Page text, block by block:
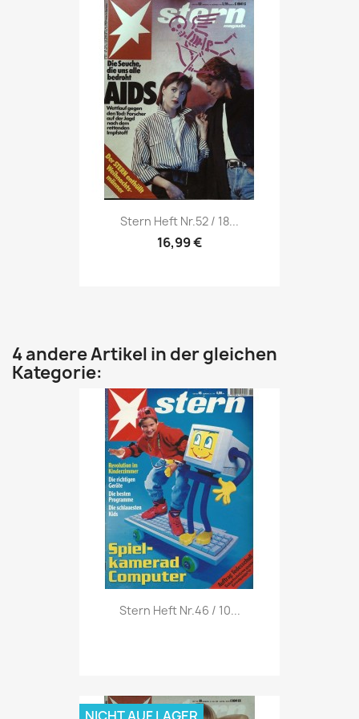
Vorschau
Stern Heft Nr.52 / 18...
16,99 €
4 andere Artikel in der gleichen
Kategorie:
Vorschau
Stern Heft Nr.46 / 10...